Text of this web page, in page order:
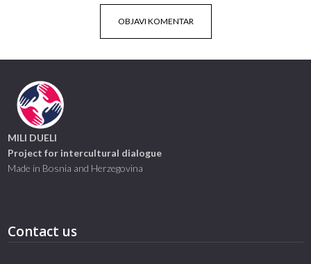
MILI DUELI
Project for intercultural dialogue
Made in Bosnia and Herzegovina
Contact us